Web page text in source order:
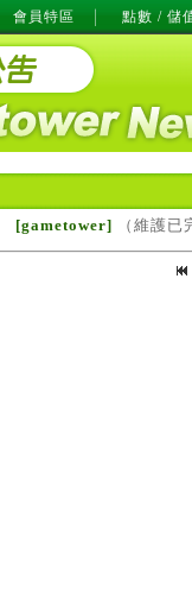
會員特區 點數 / 儲
[gametower] （維護